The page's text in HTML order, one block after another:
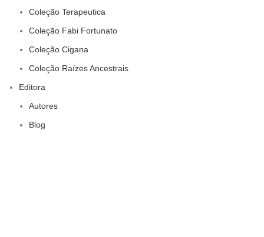
Coleção Terapeutica
Coleção Fabi Fortunato
Coleção Cigana
Coleção Raízes Ancestrais
Editora
Autores
Blog